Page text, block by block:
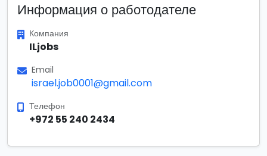
Информация о работодателе
Компания
ILjobs
Email
israel.job0001@gmail.com
Телефон
+972 55 240 2434